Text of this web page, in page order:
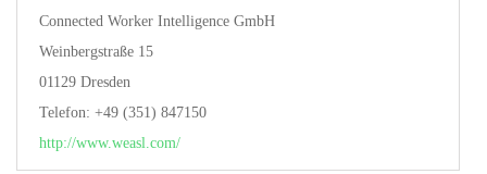
Connected Worker Intelligence GmbH
Weinbergstraße 15
01129 Dresden
Telefon: +49 (351) 847150
http://www.weasl.com/